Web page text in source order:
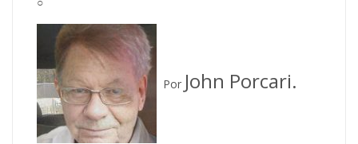
Por John Porcari.